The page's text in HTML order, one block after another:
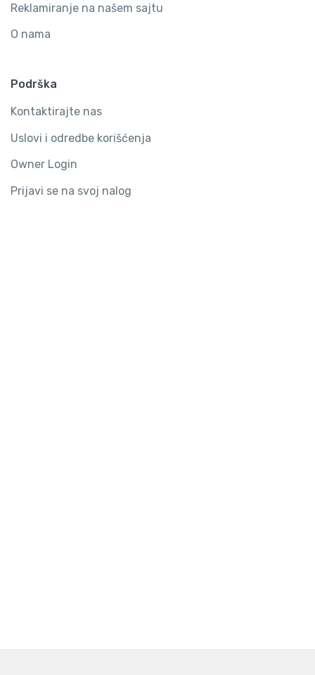
Reklamiranje na našem sajtu
O nama
Podrška
Kontaktirajte nas
Uslovi i odredbe korišćenja
Owner Login
Prijavi se na svoj nalog